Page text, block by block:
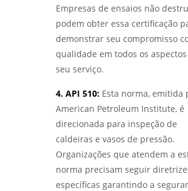
ENSAIOS MECÂNICOS DE MATERIAIS
METÁLICOS: DESCUBRA SUA
APLICAÇÕES PRÁTICAS - LABMETAL
ANÁLISE DE FALHAS EM
PROBLEMAS EFICAZMENTE -
ENSAIO DE CORROSÃO: COMO
DURABILIDADE DOS MATERIAIS EM
AMBIENTES DESAFIADORES - LABMETAL
ENSAIOS MECÂNICOS E
COMO GARANTIR A QUALIDADE DOS
Empresas de ensaios não
podem obter essa certificação
demonstrar seu compromisso
qualidade em todos os
seu serviço.
4. API 510:Esta norma, emitida
American Petroleum Institute, é
direcionada para inspeção de
caldeiras e vasos de pressão.
Organizações que atendem a
norma precisam seguir
específicas garantindo a